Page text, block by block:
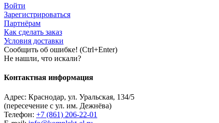
Войти
Зарегистрироваться
Партнёрам
Как сделать заказ
Условия доставки
Сообщить об ошибке! (Ctrl+Enter)
Не нашли, что искали?
Контактная информация
Адрес: Краснодар, ул. Уральская, 134/5
(пересечение с ул. им. Дежнёва)
Телефон: +7 (861) 206-22-01